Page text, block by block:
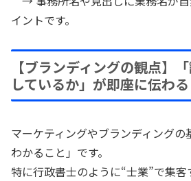
イントです。
【ブランディングの観点】
しているか」が即座に伝わる
マーケティングやブランディング
わかること」です。
特に行政書士のように“士業”で集